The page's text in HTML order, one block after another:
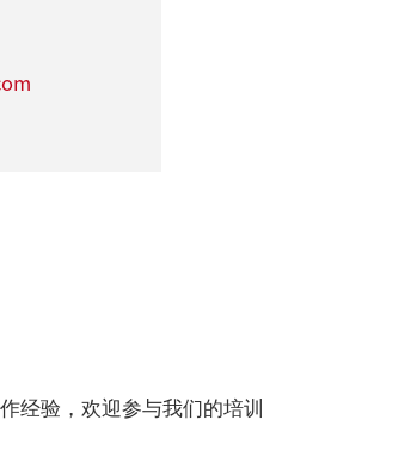
经验，欢迎参与我们的培训